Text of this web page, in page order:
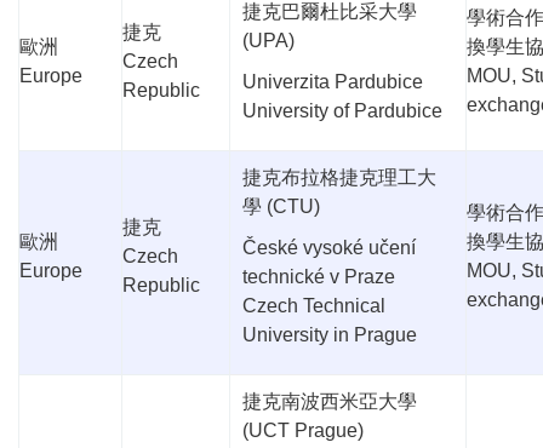
歐洲
Europe
捷克
Czech
Republic
捷克巴爾杜比采大學
(UPA)
Univerzita Pardubice
University of Pardubice
學術合
換學生
MOU,
歐洲
Europe
捷克
Czech
Republic
捷克布拉格捷克理工大
學 (CTU)
České vysoké učení
technické v Praze
Czech Technical
University in Prague
學術合
換學生
MOU,
捷克南波西米亞大學
(UCT Prague)